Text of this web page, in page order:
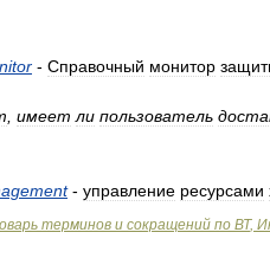
- Справочный монитор
имеет ли пользователь
- управление ресурсами
терминов и сокращений по ВТ,